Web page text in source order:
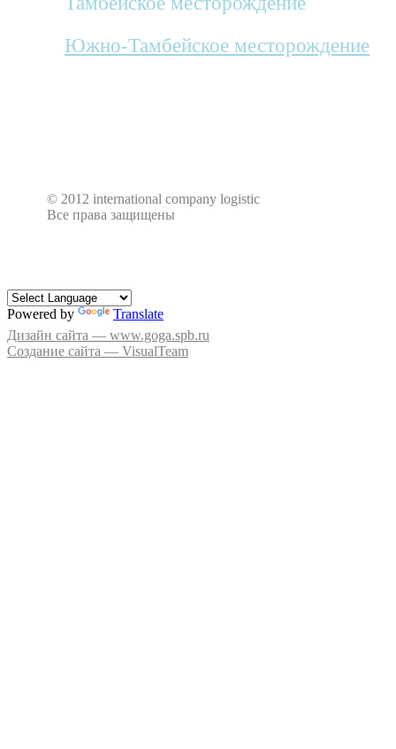
Южно-Тамбейское месторождение
© 2012 international company logistic
Все права защищены
Powered by
Translate
Дизайн сайта — www.goga.spb.ru
Создание сайта — VisualTeam